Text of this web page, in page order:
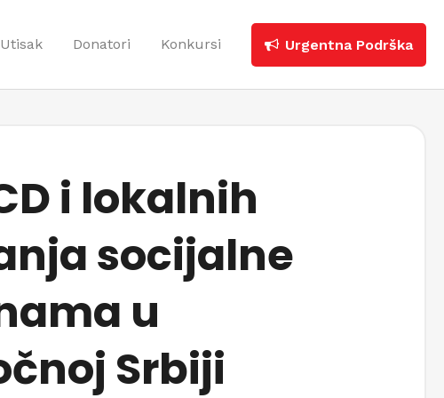
Donatori Konkursi Urgentna Podrška
i lokalnih
socijalne
u
Srbiji